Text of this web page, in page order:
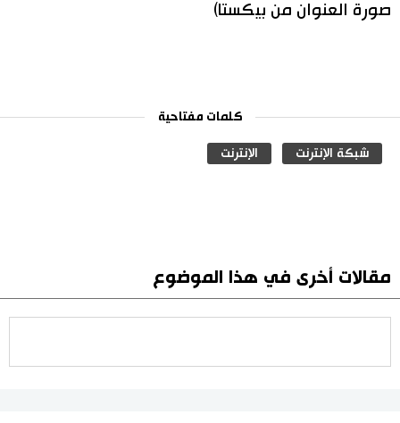
صورة العنوان من بيكستا)
كلمات مفتاحية
شبكة الإنترنت الإنترنت
مقالات أخرى في هذا الموضوع